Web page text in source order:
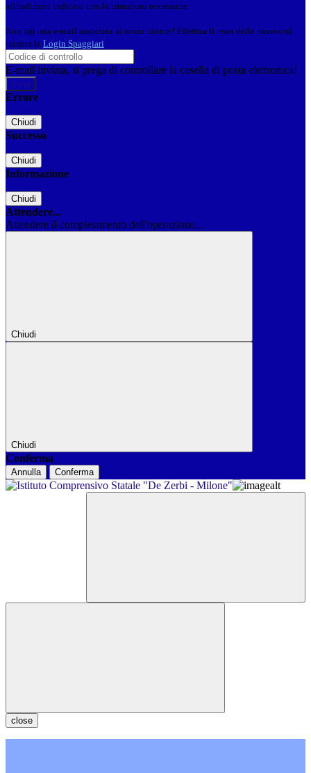
all'indirizzo indicato con le istruzioni necessarie.
Non hai una e-mail associata al nome utente? Effettua il reset della password
tramite la Login Spaggiari
E-mail inviata, si prega di controllare la casella di posta elettronica!
Errore
Chiudi
Successo
Chiudi
Informazione
Chiudi
Attendere...
Attendere il completamento dell'operazione...
Chiudi
Chiudi
Conferma
Annulla Conferma
close